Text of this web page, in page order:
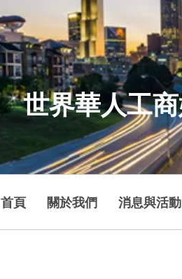
世界華人工
首頁 關於我們 消息與活動